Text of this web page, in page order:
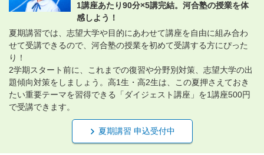
1講座あたり90分×5講完結。河合塾の授業を体
感しよう！
夏期講習では、志望大学や目的にあわせて講座を自由に組み合わ
せて受講できるので、河合塾の授業を初めて受講する方にぴった
り！
2学期スタート前に、これまでの復習や分野別対策、志望大学の出
題傾向対策をしましょう。高1生・高2生は、この夏押さえておき
たい重要テーマを習得できる「ダイジェスト講座」を1講座500円
で受講できます。
夏期講習 申込受付中